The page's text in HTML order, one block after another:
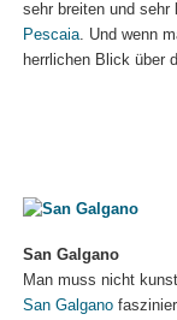
sehr breiten und sehr
Pescaia. Und wenn
herrlichen Blick über
San Galgano
Man muss nicht
San Galgano